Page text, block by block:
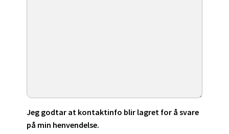
Jeg godtar at kontaktinfo blir lagret for å svare
på min henvendelse.